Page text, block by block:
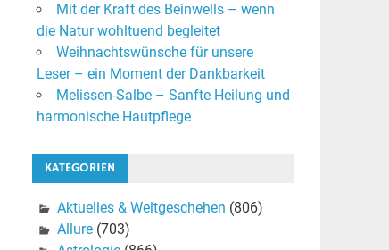
Mit der Kraft des Beinwells – wenn
die Natur wohltuend begleitet
Weihnachtswünsche für unsere
Leser – ein Moment der Dankbarkeit
Melissen-Salbe – Sanfte Heilung und
harmonische Hautpflege
KATEGORIEN
Aktuelles & Weltgeschehen (806)
Allure(703)